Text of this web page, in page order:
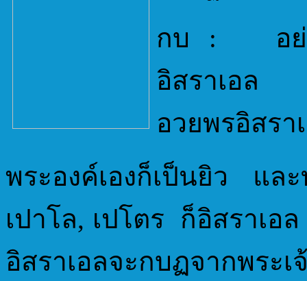
กบ : อย่า
อิสราเอล
อวยพรอิสรา
พระองค์เองก็เป็นยิว แล
เปาโล, เปโตร ก็อิสราเ
อิสราเอลจะกบฏจากพระ